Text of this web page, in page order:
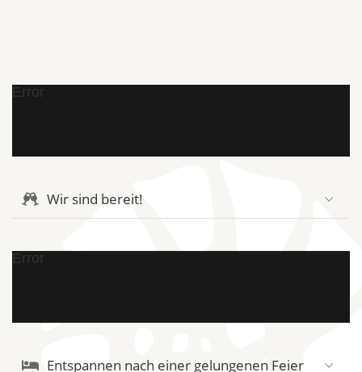
Error
Wir sind bereit!
Error
Entspannen nach einer gelungenen Feier